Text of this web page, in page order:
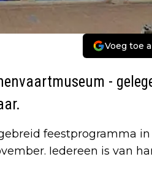
Voeg toe
-
feestprogramma
Iedereen is van